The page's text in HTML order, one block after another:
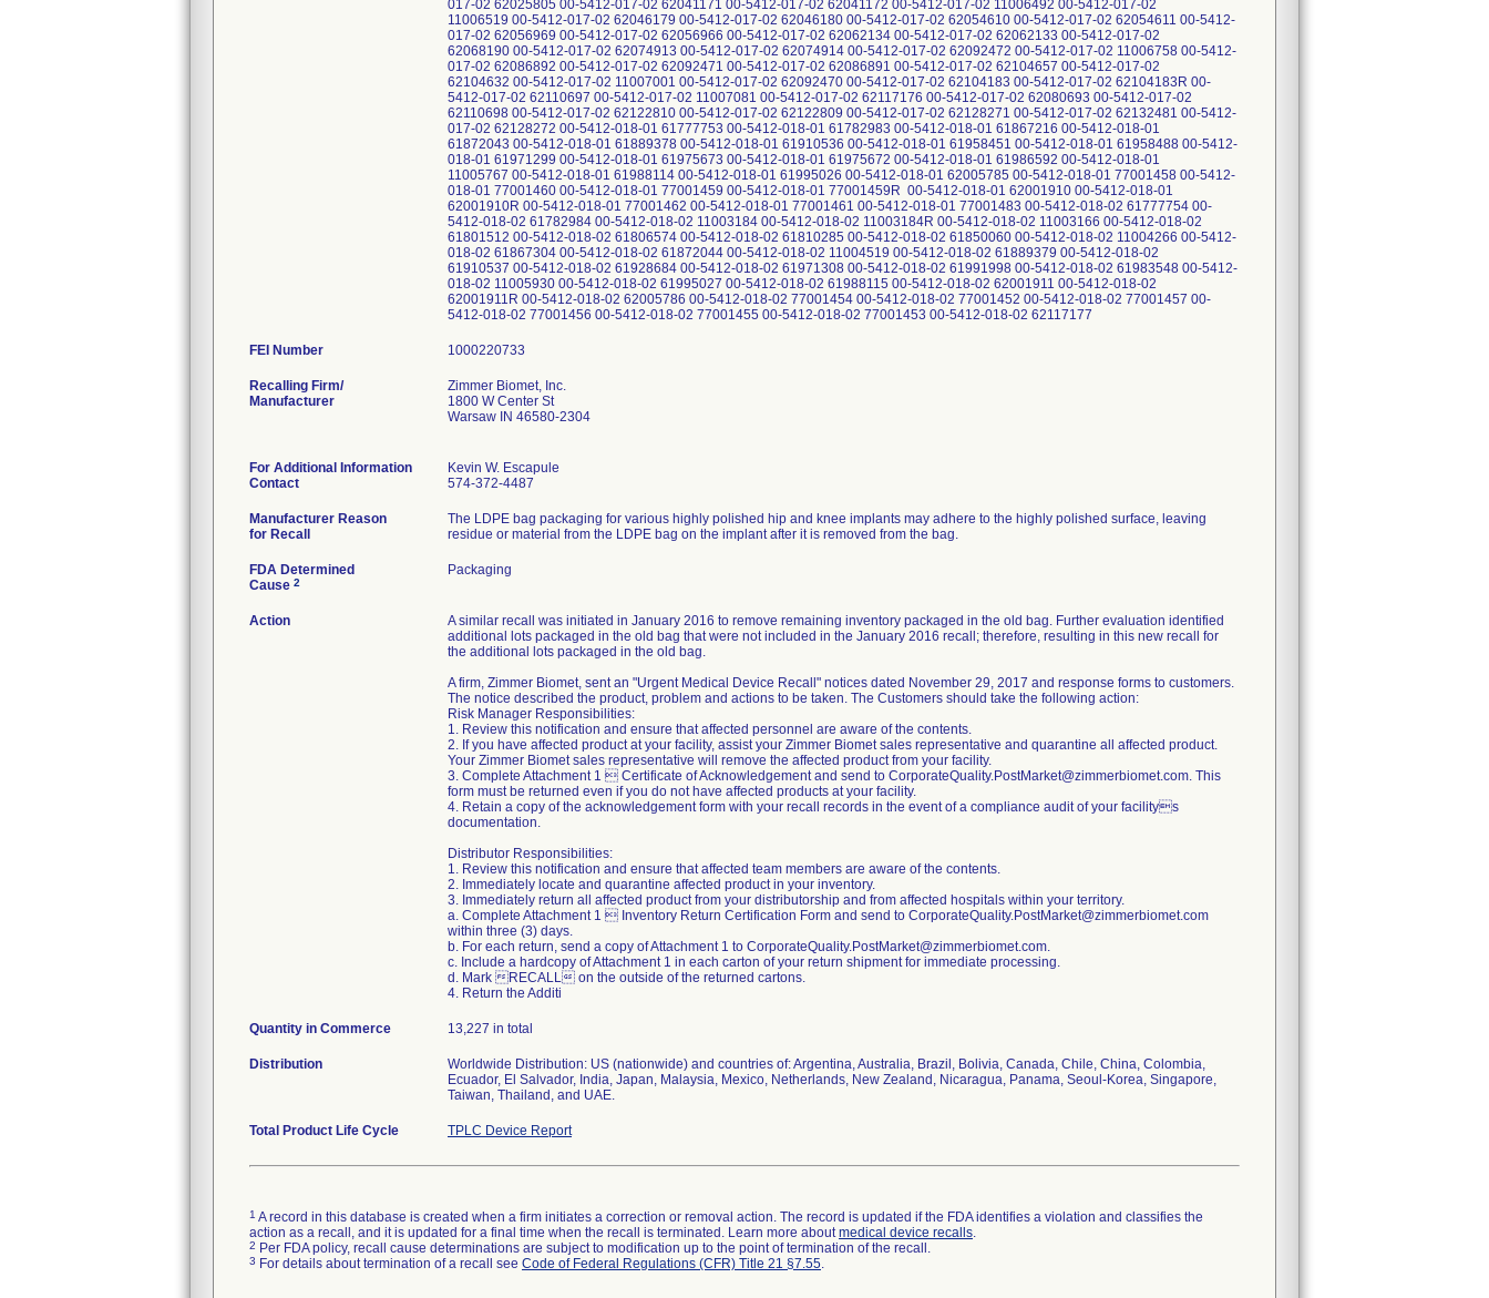
FEI Number
Recalling Firm/
Manufacturer
Zimmer Biomet, Inc.
1800 W Center St
Warsaw IN 46580-2304
For Additional Information
Contact
Kevin W. Escapule
574-372-4487
Manufacturer Reason
for Recall
The LDPE bag packaging for various highly polished hip and knee implants may adhere to the highly polished surface, leaving
residue or material from the LDPE bag on the implant after it is removed from the bag.
FDA Determined
Cause 2
Packaging
Action
A similar recall was initiated in January 2016 to remove remaining inventory packaged in the old bag. Further evaluation identified
additional lots packaged in the old bag that were not included in the January 2016 recall; therefore, resulting in this new recall for
the additional lots packaged in the old bag.
A firm, Zimmer Biomet, sent an "Urgent Medical Device Recall" notices dated November 29, 2017 and response forms to customers.
The notice described the product, problem and actions to be taken. The Customers should take the following action:
Risk Manager Responsibilities:
1. Review this notification and ensure that affected personnel are aware of the contents.
2. If you have affected product at your facility, assist your Zimmer Biomet sales representative and quarantine all affected product.
Your Zimmer Biomet sales representative will remove the affected product from your facility.
3. Complete Attachment 1  Certificate of Acknowledgement and send to CorporateQuality.PostMarket@zimmerbiomet.com. This
form must be returned even if you do not have affected products at your facility.
4. Retain a copy of the acknowledgement form with your recall records in the event of a compliance audit of your facilitys
documentation.
Distributor Responsibilities:
1. Review this notification and ensure that affected team members are aware of the contents.
2. Immediately locate and quarantine affected product in your inventory.
3. Immediately return all affected product from your distributorship and from affected hospitals within your territory.
a. Complete Attachment 1  Inventory Return Certification Form and send to CorporateQuality.PostMarket@zimmerbiomet.com
within three (3) days.
b. For each return, send a copy of Attachment 1 to CorporateQuality.PostMarket@zimmerbiomet.com.
c. Include a hardcopy of Attachment 1 in each carton of your return shipment for immediate processing.
d. Mark RECALL on the outside of the returned cartons.
4. Return the Additi
Quantity in Commerce 13,227 in total
Distribution
Worldwide Distribution: US (nationwide) and countries of: Argentina, Australia, Brazil, Bolivia, Canada, Chile, China, Colombia,
Ecuador, El Salvador, India, Japan, Malaysia, Mexico, Netherlands, New Zealand, Nicaragua, Panama, Seoul-Korea, Singapore,
Taiwan, Thailand, and UAE.
Total Product Life Cycle TPLC Device Report
1 A record in this database is created when a firm initiates a correction or removal action. The record is updated if the FDA identifies a violation and classifies the
action as a recall, and it is updated for a final time when the recall is terminated. Learn more aboutmedical device recalls.
2 Per FDA policy, recall cause determinations are subject to modification up to the point of termination of the recall.
3 For details about termination of a recall see Code of Federal Regulations (CFR) Title 21 §7.55.